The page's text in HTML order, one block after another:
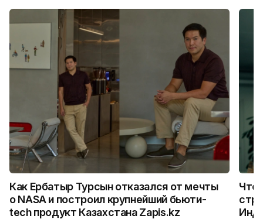
Как Ербатыр Турсын отказался от мечты
о NASA и построил крупнейший бьюти-
tech продукт Казахстана Zapis.kz
Что